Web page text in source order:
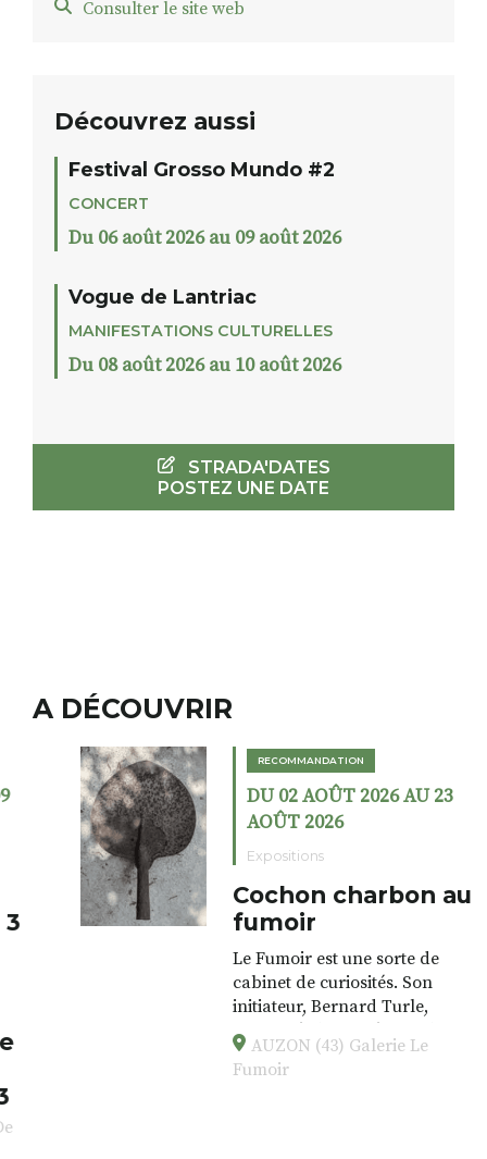
Consulter le site web
Découvrez aussi
Festival Grosso Mundo #2
CONCERT
Du 06 août 2026 au 09 août 2026
Vogue de Lantriac
MANIFESTATIONS CULTURELLES
Du 08 août 2026 au 10 août 2026
STRADA'DATES
POSTEZ UNE DATE
A DÉCOUVRIR
RECOMMANDATION
DU 02 AOÛT 2026 AU 23
AOÛT 2026
Expositions
Cochon charbon au
fumoir
Le Fumoir est une sorte de
cabinet de curiosités. Son
initiateur, Bernard Turle,
s’amuse à donner à voir des
associations fertiles, graves ou
drôles, parfois fumeuses. Des
AUZON (43) Galerie Le
Fumoir